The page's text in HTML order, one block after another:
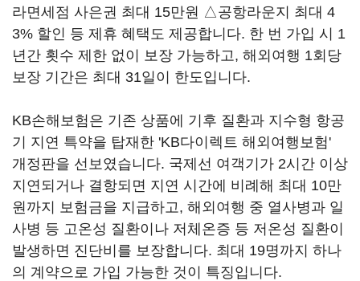
라면세점 사은권 최대 15만원 △공항라운지 최대 4
3% 할인 등 제휴 혜택도 제공합니다. 한 번 가입 시 1
년간 횟수 제한 없이 보장 가능하고, 해외여행 1회당
보장 기간은 최대 31일이 한도입니다.
KB손해보험은 기존 상품에 기후 질환과 지수형 항공
기 지연 특약을 탑재한 'KB다이렉트 해외여행보험'
개정판을 선보였습니다. 국제선 여객기가 2시간 이상
지연되거나 결항되면 지연 시간에 비례해 최대 10만
원까지 보험금을 지급하고, 해외여행 중 열사병과 일
사병 등 고온성 질환이나 저체온증 등 저온성 질환이
발생하면 진단비를 보장합니다. 최대 19명까지 하나
의 계약으로 가입 가능한 것이 특징입니다.